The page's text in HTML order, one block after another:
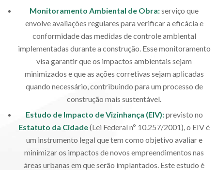
Monitoramento Ambiental de Obra:serviço que
envolve avaliações regulares para verificar a eficácia e
conformidade das medidas de controle ambiental
implementadas durante a construção. Esse monitoramento
visa garantir que os impactos ambientais sejam
minimizados e que as ações corretivas sejam aplicadas
quando necessário, contribuindo para um processo de
construção mais sustentável.
Estudo de Impacto de Vizinhança (EIV):previsto no
Estatuto da Cidade(Lei Federal nº 10.257/2001), o EIV é
um instrumento legal que tem como objetivo avaliar e
minimizar os impactos de novos empreendimentos nas
áreas urbanas em que serão implantados. Este estudo é